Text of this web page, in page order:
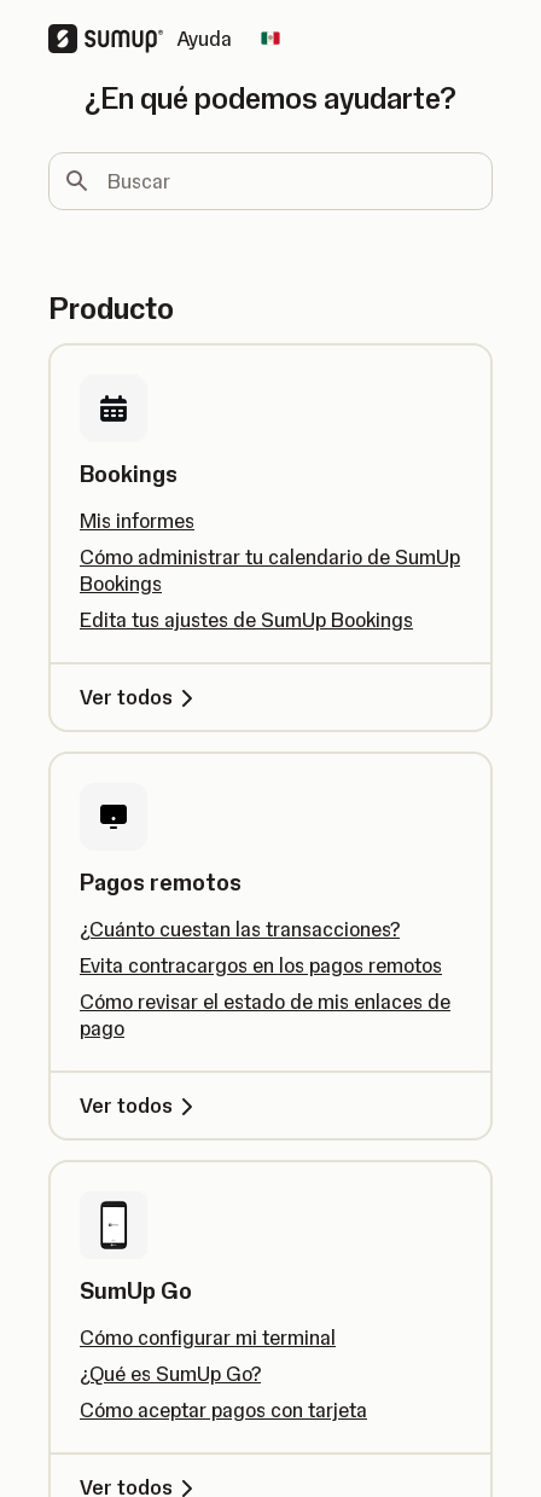
Ayuda Change country
¿En qué podemos ayudarte?
Buscar
Producto
Bookings
Mis informes
Cómo administrar tu calendario de SumUp
Bookings
Edita tus ajustes de SumUp Bookings
Ver todos
Pagos remotos
¿Cuánto cuestan las transacciones?
Evita contracargos en los pagos remotos
Cómo revisar el estado de mis enlaces de
pago
Ver todos
SumUp Go
Cómo configurar mi terminal
¿Qué es SumUp Go?
Cómo aceptar pagos con tarjeta
Ver todos